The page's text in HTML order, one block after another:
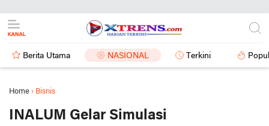
Berita Utama NASIONAL Terkini
Home › Bisnis
INALUM Gelar Simulasi